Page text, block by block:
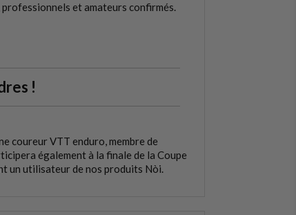
professionnels et amateurs confirmés.
!
coureur VTT enduro, membre de
également à la finale de la Coupe
un utilisateur de nos produits Nòi.